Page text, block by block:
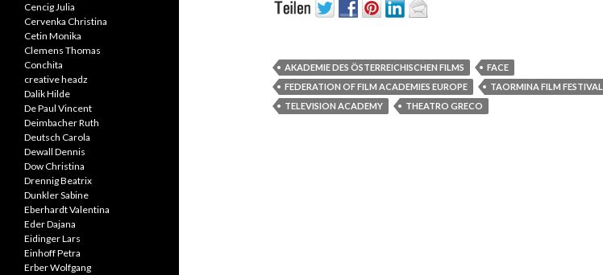
AKADEMIE DES ÖSTERREICHISCHEN FILMS
FACE
FEDERATION OF FILM ACADEMIES EUROPE
TAORMINA FILM FESTIVAL
TELEVISION ACADEMY
THEATRO GRECO
Cencig Julia
Cervenka Christina
Cetin Monika
Clemens Thomas
Conchita
creative headz
Dalik Hilde
De Paul Vincent
Deimbacher Ruth
Deutsch Carola
Dewall Dennis
Dow Christina
Drennig Beatrix
Dunkler Sabine
Eberhardt Valentina
Eder Dajana
Eidinger Lars
Einhoff Petra
Erber Wolfgang